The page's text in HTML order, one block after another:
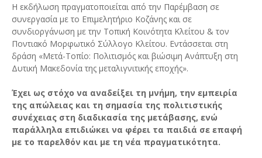
Η εκδήλωση πραγματοποιείται από την Παρέμβαση σε
συνεργασία με το Επιμελητήριο Κοζάνης και σε
συνδιοργάνωση με την Τοπική Κοινότητα Κλείτου & τον
Ποντιακό Μορφωτικό Σύλλογο Κλείτου. Εντάσσεται στη
δράση «Μετά-Τοπίο: Πολιτισμός και βιώσιμη Ανάπτυξη στη
Δυτική Μακεδονία της μεταλιγνιτικής εποχής».
Έχει ως στόχο να αναδείξει τη μνήμη, την εμπειρία
της απώλειας και τη σημασία της πολιτιστικής
συνέχειας στη διαδικασία της μετάβασης, ενώ
παράλληλα επιδιώκει να φέρει τα παιδιά σε επαφή
με το παρελθόν και με τη νέα πραγματικότητα.